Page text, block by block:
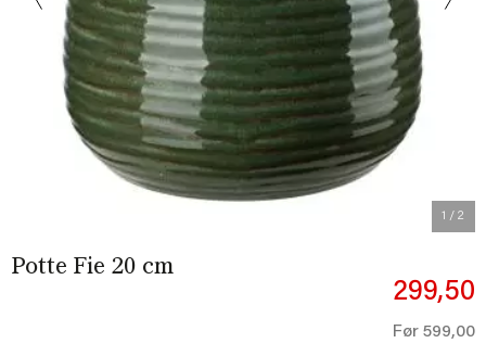
1 / 2
Previous
Potte Fie 20 cm
299,50
Før 599,00